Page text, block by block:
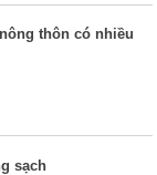
thôn có nhiều
sạch